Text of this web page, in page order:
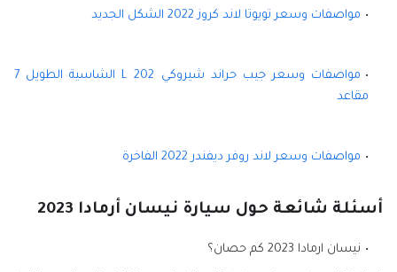
مواصفات وسعر تويوتا لاند كروز 2022 الشكل الجديد
مواصفات وسعر جيب حراند شيروكي L 202 الشاسية الطويل 7
مقاعد
مواصفات وسعر لاند روفر ديفندر 2022 الفاخرة
أسئلة شائعة حول سيارة نيسان أرمادا 2023
نيسان ارمادا 2023 كم حصان؟